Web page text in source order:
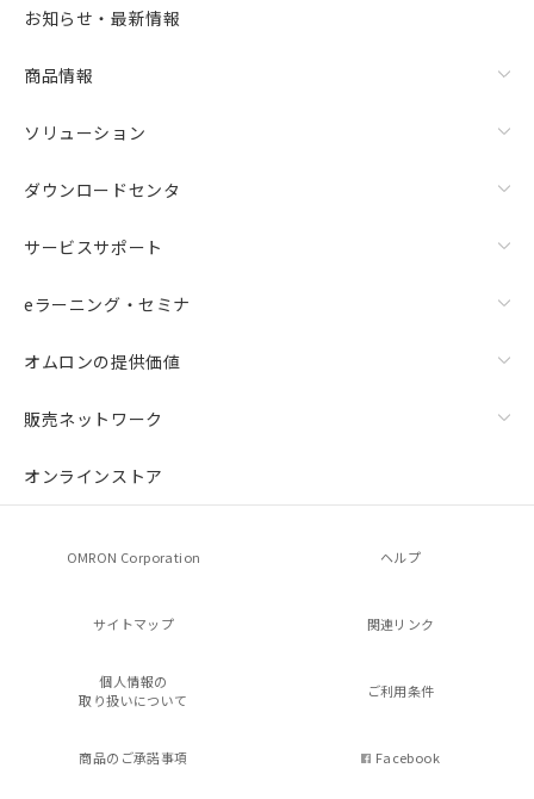
お知らせ・最新情報
商品情報
ソリューション
ダウンロードセンタ
サービスサポート
eラーニング・セミナ
オムロンの提供価値
販売ネットワーク
オンラインストア
OMRON Corporation ヘルプ
サイトマップ 関連リンク
個人情報の
取り扱いについて
ご利用条件
商品のご承諾事項 Facebook